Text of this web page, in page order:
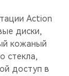
Action
диски,
кожаный
стекла,
доступ в